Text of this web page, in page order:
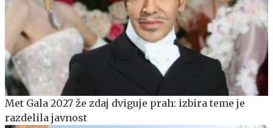
Met Gala 2027 že zdaj dviguje prah: izbira teme je
razdelila javnost